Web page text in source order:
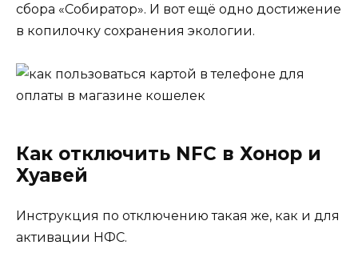
сбора «Собиратор». И вот ещё одно достижение
в копилочку сохранения экологии.
Как отключить NFC в Хонор и
Хуавей
Инструкция по отключению такая же, как и для
активации НФС.